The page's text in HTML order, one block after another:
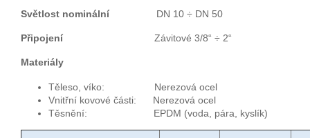
Světlost nominální DN 10 ÷ DN 50
Připojení Závitové 3/8“ ÷ 2“
Materiály
Těleso, víko: Nerezová ocel
Vnitřní kovové části: Nerezová ocel
Těsnění: EPDM (voda, pára, kyslík)